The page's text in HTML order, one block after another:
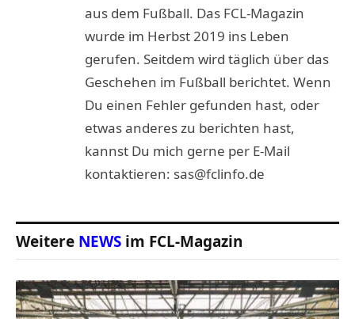
aus dem Fußball. Das FCL-Magazin
wurde im Herbst 2019 ins Leben
gerufen. Seitdem wird täglich über das
Geschehen im Fußball berichtet. Wenn
Du einen Fehler gefunden hast, oder
etwas anderes zu berichten hast,
kannst Du mich gerne per E-Mail
kontaktieren: sas@fclinfo.de
Weitere NEWS im FCL-Magazin